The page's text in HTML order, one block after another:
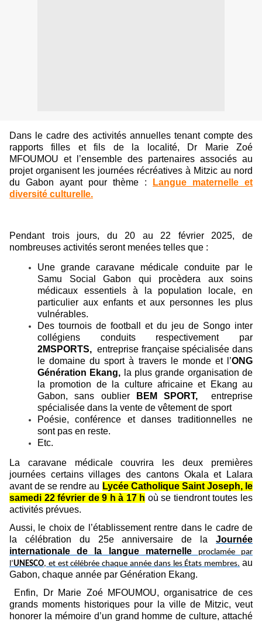
Dans le cadre des activités annuelles tenant compte des
rapports filles et fils de la localité, Dr Marie Zoé
MFOUMOU et l’ensemble des partenaires associés au
projet organisent les journées récréatives à Mitzic au nord
du Gabon ayant pour thème :
Langue maternelle et
diversité culturelle.
Pendant trois jours, du 20 au 22 février 2025, de
nombreuses activités seront menées telles que :
Une grande caravane médicale conduite par le
Samu Social Gabon qui
procèdera aux soins
médicaux essentiels à la population locale, en
particulier aux enfants et aux personnes les plus
vulnérables.
Des tournois de football et du jeu de Songo inter
collégiens conduits respectivement par
2MSPORTS, entreprise française spécialisée dans
le domaine du sport à travers le monde et l’ONG
Génération Ekang, la plus grande organisation de
la promotion de la culture africaine et Ekang au
Gabon, sans oublier
BEM SPORT,
entreprise
spécialisée dans la vente de vêtement de sport
Poésie, conférence et danses traditionnelles ne
sont pas en reste.
Etc.
La caravane médicale couvrira les deux premières
journées certains villages des cantons Okala et Lalara
avant de se rendre au Lycée Catholique Saint Joseph, le
samedi 22 février de 9 h à 17 h où se tiendront toutes les
activités prévues.
Aussi, le choix de l’établissement rentre dans le cadre de
la célébration du 25e anniversaire de la Journée
internationale de la langue maternelle
proclamée par
l’UNESCO, et est célébrée chaque année dans les États membres. au
Gabon, chaque année par Génération Ekang.
Enfin, Dr Marie Zoé MFOUMOU, organisatrice de ces
grands moments historiques pour la ville de Mitzic, veut
honorer la mémoire d’un grand homme de culture, attaché